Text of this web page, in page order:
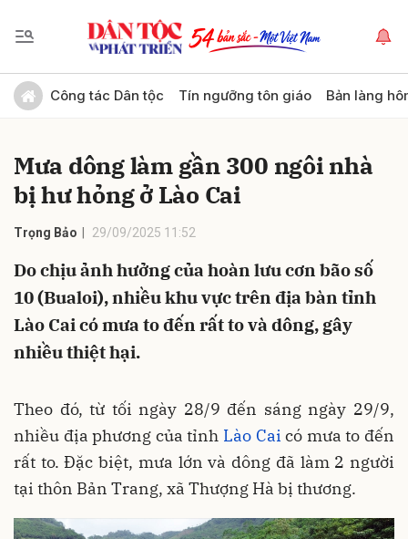
Công tác Dân tộc Tín ngưỡng tôn giáo Bản làng
Mưa dông làm gần 300 ngôi nhà
bị hư hỏng ở Lào Cai
Trọng Bảo 29/09/2025 11:52
Do chịu ảnh hưởng của hoàn lưu cơn bão số
10 (Bualoi), nhiều khu vực trên địa bàn tỉnh
Lào Cai có mưa to đến rất to và dông, gây
nhiều thiệt hại.
Theo đó, từ tối ngày 28/9 đến sáng ngày 29/9,
nhiều địa phương của tỉnh Lào Cai có mưa to đến
rất to. Đặc biệt, mưa lớn và dông đã làm 2 người
tại thôn Bản Trang, xã Thượng Hà bị thương.
Gửi bình luận
Hủy Gửi